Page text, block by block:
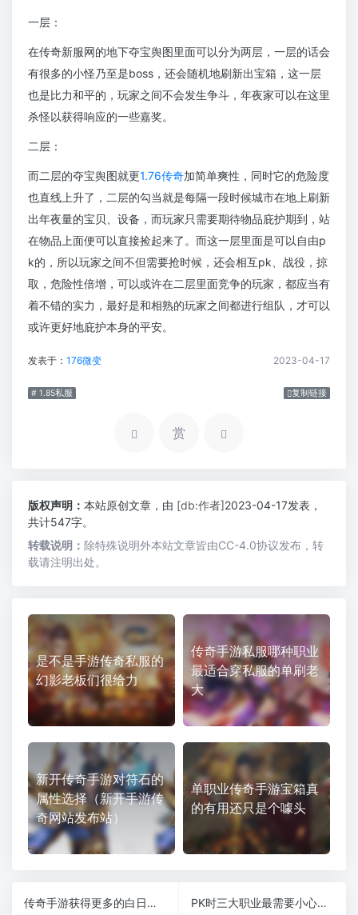
一层：
在传奇新服网的地下夺宝舆图里面可以分为两层，一层的话会
有很多的小怪乃至是boss，还会随机地刷新出宝箱，这一层
也是比力和平的，玩家之间不会发生争斗，年夜家可以在这里
杀怪以获得响应的一些嘉奖。
二层：
而二层的夺宝舆图就更1.76传奇加简单爽性，同时它的危险度
也直线上升了，二层的勾当就是每隔一段时候城市在地上刷新
出年夜量的宝贝、设备，而玩家只需要期待物品庇护期到，站
在物品上面便可以直接捡起来了。而这一层里面是可以自由p
k的，所以玩家之间不但需要抢时候，还会相互pk、战役，掠
取，危险性倍增，可以或许在二层里面竞争的玩家，都应当有
着不错的实力，最好是和相熟的玩家之间都进行组队，才可以
或许更好地庇护本身的平安。
发表于： 176微变 2023-04-17
# 1.85私服 复制链接
赏
版权声明： 本站原创文章，由 [db:作者]2023-04-17发表，
共计547字。
转载说明： 除特殊说明外本站文章皆由CC-4.0协议发布，转
载请注明出处。
是不是手游传奇私服的
幻影老板们很给力
传奇手游私服哪种职业
最适合穿私服的单刷老
大
新开传奇手游对符石的
属性选择（新开手游传
奇网站发布站）
单职业传奇手游宝箱真
的有用还只是个噱头
传奇手游获得更多的白日门宝箱的方法与技巧
PK时三大职业最需要小心的技能分别是什么